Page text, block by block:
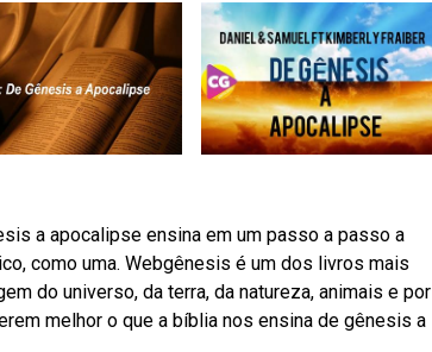
a apocalipse ensina em um passo a passo a
como uma. Webgênesis é um dos livros mais
do universo, da terra, da natureza, animais e por
melhor o que a bíblia nos ensina de gênesis a